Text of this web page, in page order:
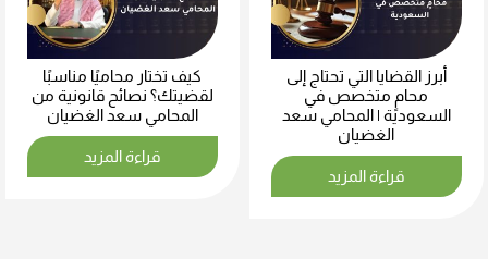
أبرز القضايا التي تحتاج إلى
محامٍ متخصص في
السعودية | المحامي سعد
الغضيان
قراءة المزيد
كيف تختار محاميًا مناسبًا
لقضيتك؟ نصائح قانونية من
المحامي سعد الغضيان
قراءة المزيد